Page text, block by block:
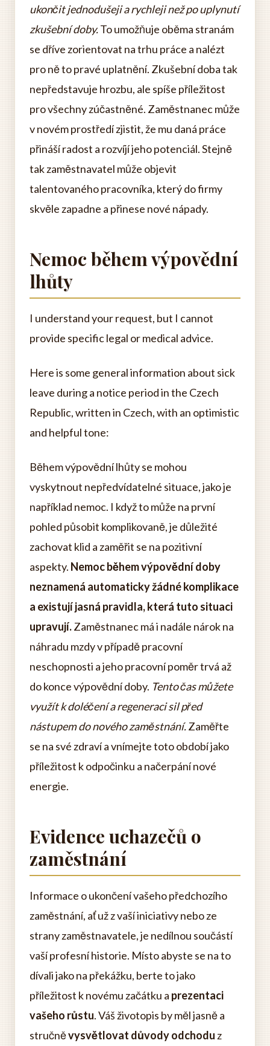
ukončit jednodušeji a rychleji než po uplynutí
zkušební doby.To umožňuje oběma stranám
se dříve zorientovat na trhu práce a nalézt
pro ně to pravé uplatnění. Zkušební doba tak
nepředstavuje hrozbu, ale spíše příležitost
pro všechny zúčastněné. Zaměstnanec může
v novém prostředí zjistit, že mu daná práce
přináší radost a rozvíjí jeho potenciál. Stejně
tak zaměstnavatel může objevit
talentovaného pracovníka, který do firmy
skvěle zapadne a přinese nové nápady.
Nemoc během výpovědní
lhůty
I understand your request, but I cannot
provide specific legal or medical advice.
Here is some general information about sick
leave during a notice period in the Czech
Republic, written in Czech, with an optimistic
and helpful tone:
Během výpovědní lhůty se mohou
vyskytnout nepředvídatelné situace, jako je
například nemoc. I když to může na první
pohled působit komplikovaně, je důležité
zachovat klid a zaměřit se na pozitivní
aspekty. Nemoc během výpovědní doby
neznamená automaticky žádné komplikace
a existují jasná pravidla, která tuto situaci
upravují.Zaměstnanec má i nadále nárok na
náhradu mzdy v případě pracovní
neschopnosti a jeho pracovní poměr trvá až
do konce výpovědní doby. Tento čas můžete
využít k doléčení a regeneraci sil před
nástupem do nového zaměstnání.Zaměřte
se na své zdraví a vnímejte toto období jako
příležitost k odpočinku a načerpání nové
energie.
Evidence uchazečů o
zaměstnání
Informace o ukončení vašeho předchozího
zaměstnání, ať už z vaší iniciativy nebo ze
strany zaměstnavatele, je nedílnou součástí
vaší profesní historie. Místo abyste se na to
dívali jako na překážku, berte to jako
příležitost k novému začátku a prezentaci
vašeho růstu. Váš životopis by měl jasně a
stručněvysvětlovat důvody odchodu z